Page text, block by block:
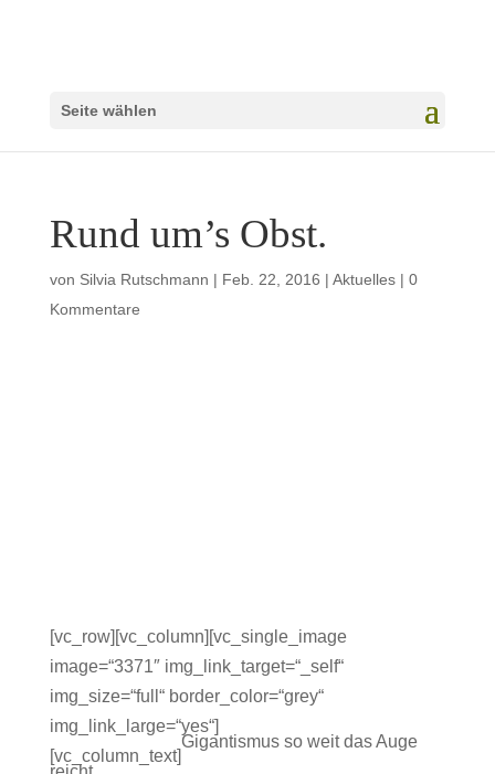
Seite wählen
Rund um’s Obst.
von Silvia Rutschmann | Feb. 22, 2016 | Aktuelles| 0
Kommentare
[vc_row][vc_column][vc_single_image
image=“3371″ img_link_target=“_self“
img_size=“full“ border_color=“grey“
img_link_large=“yes“]
[vc_column_text]
Gigantismus so weit das Auge